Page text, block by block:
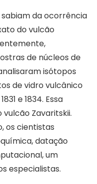
da ocorrência
do vulcão
de núcleos de
isótopos
de vidro vulcânico
e 1834. Essa
Zavaritskii.
os cientistas
datação
um
especialistas.